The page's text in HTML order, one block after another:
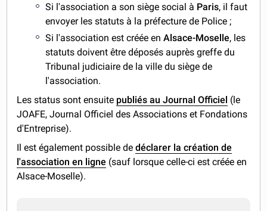
Si l'association a son siège social à Paris, il faut
envoyer les statuts à la préfecture de Police ;
Si l'association est créée enAlsace-Moselle, les
statuts doivent être déposés auprès greffe du
Tribunal judiciaire de la ville du siège de
l'association.
Les status sont ensuite publiés au Journal Officiel (le
JOAFE, Journal Officiel des Associations et Fondations
d'Entreprise).
Il est également possible de déclarer la création de
l'association en ligne (sauf lorsque celle-ci est créée en
Alsace-Moselle).